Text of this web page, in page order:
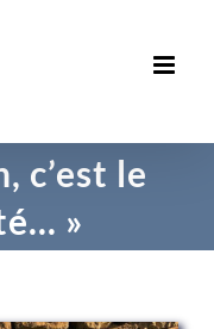
c’est le
»